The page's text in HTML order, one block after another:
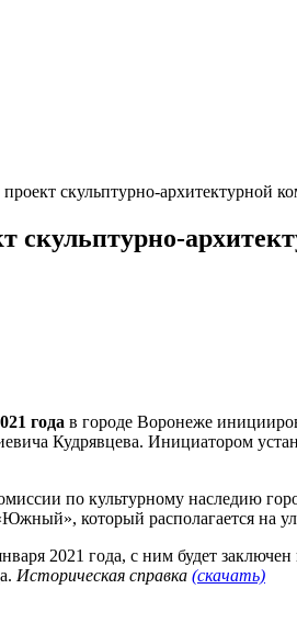
скульптурно-архитектурной
скульптурно-
года в городе Воронеже
Кудрявцева. Инициатором
по культурному наследию
который располагается
2021 года, с ним будет
Историческая справка (скачать)